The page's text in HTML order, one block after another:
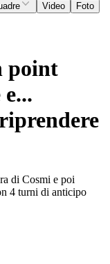
Video
Foto
point
di Cosmi e poi
4 turni di anticipo